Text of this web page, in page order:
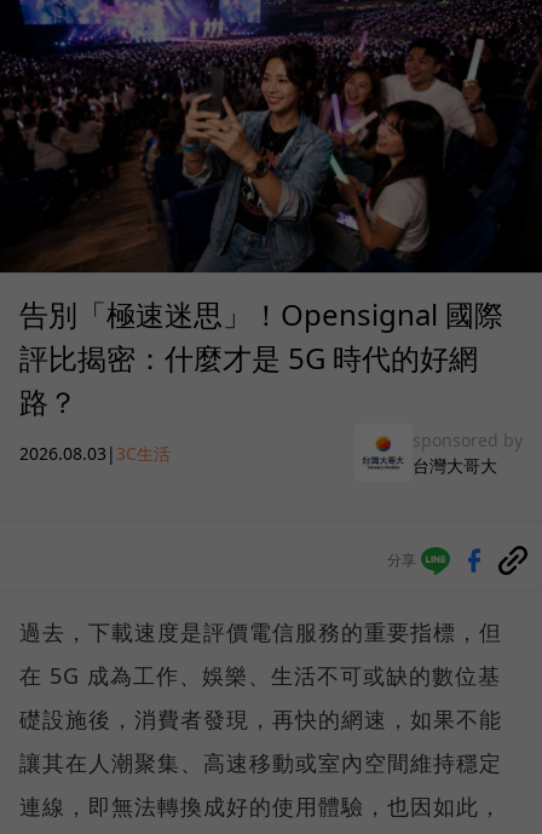
告別「極速迷思」！Opensignal 國際
評比揭密：什麼才是 5G 時代的好網
路？
2026.08.03 | 3C生活
sponsored by
台灣大哥大
分享
過去，下載速度是評價電信服務的重要指標，但
在 5G 成為工作、娛樂、生活不可或缺的數位基
礎設施後，消費者發現，再快的網速，如果不能
讓其在人潮聚集、高速移動或室內空間維持穩定
連線，即無法轉換成好的使用體驗，也因如此，